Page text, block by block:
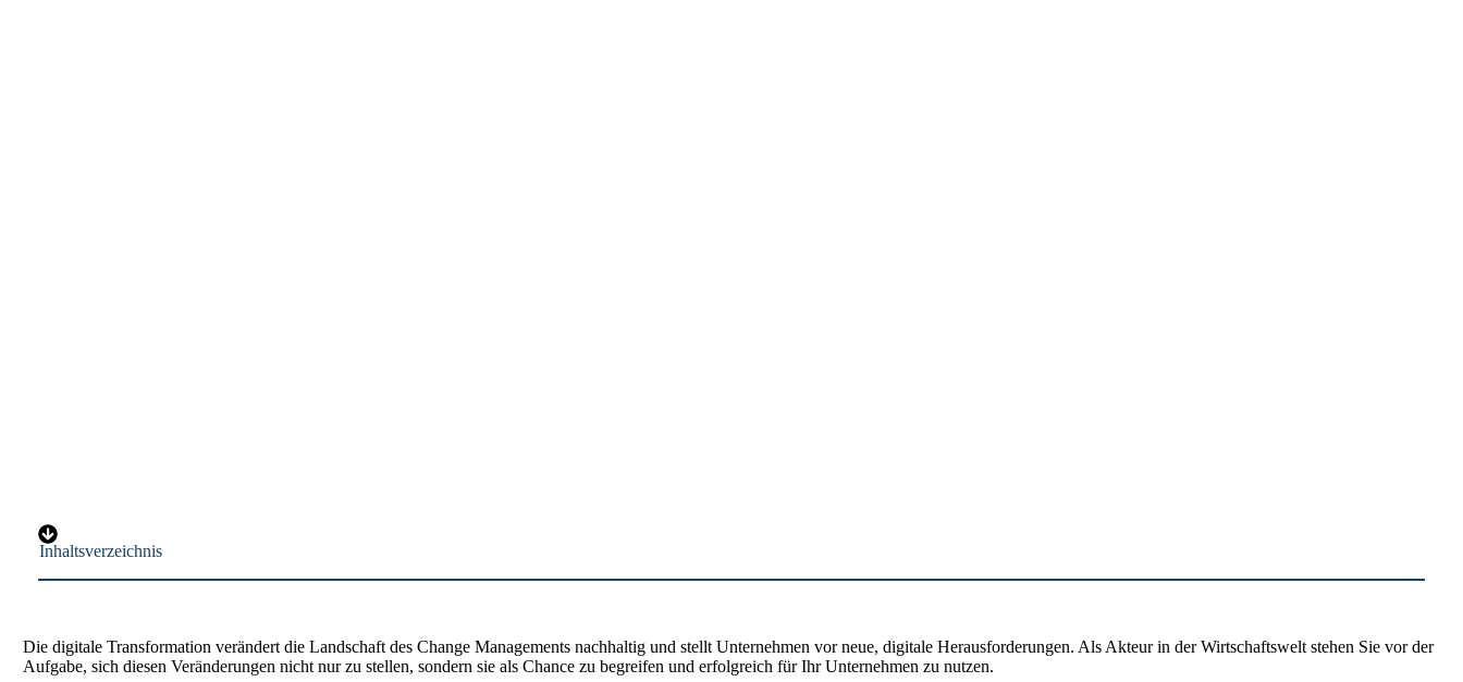
Inhaltsverzeichnis
Die digitale Transformation verändert die Landschaft des Change Managements nachhaltig und stellt Unternehmen vor neue, digitale Herausforderungen. Als Akteur in der Wirtschaftswelt stehen Sie vor der
Aufgabe, sich diesen Veränderungen nicht nur zu stellen, sondern sie als Chance zu begreifen und erfolgreich für Ihr Unternehmen zu nutzen.